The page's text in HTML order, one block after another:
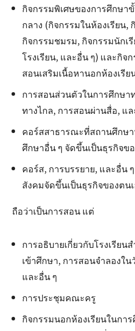
กิจกรรมพิเศษของการศึกษ
กลาง (กิจกรรมในห้องเรียน,
กิจกรรมชมรม, กิจกรรมนักเ
โรงเรียน, และอื่น ๆ) และกิจ
สอนเสริมเนื้อหานอกห้องเรีย
การสอนส่วนตัวในการศึกษา
ทางไกล, การสอนผ่านสื่อ, แ
คอร์สสาธารณะที่สถานศึกษ
ศึกษาอื่น ๆ จัดขึ้นเป็นธุรกิจข
คอร์ส, การบรรยาย, และอื่น
สังคมจัดขึ้นเป็นธุรกิจของตน
ถือว่าเป็นการสอน แต่
การอธิบายเกี่ยวกับโรงเรียน
เข้าศึกษา, การสอนจำลองใน
และอื่น ๆ
การประชุมคณะครู
กิจกรรมนอกห้องเรียนในกา